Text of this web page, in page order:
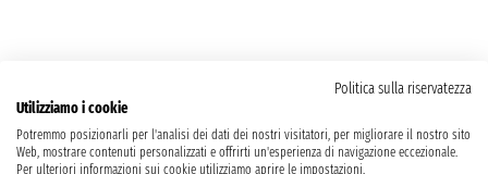
Politica sulla riservatezza
Utilizziamo i cookie
Potremmo posizionarli per l'analisi dei dati dei nostri visitatori, per migliorare il nostro sito
Web, mostrare contenuti personalizzati e offrirti un'esperienza di navigazione eccezionale.
Per ulteriori informazioni sui cookie utilizziamo aprire le impostazioni.